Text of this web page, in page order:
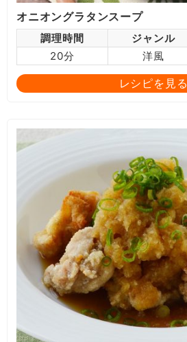
オニオングラタンスープ
調理時間 ジャンル
20分
洋風
レシピを見る